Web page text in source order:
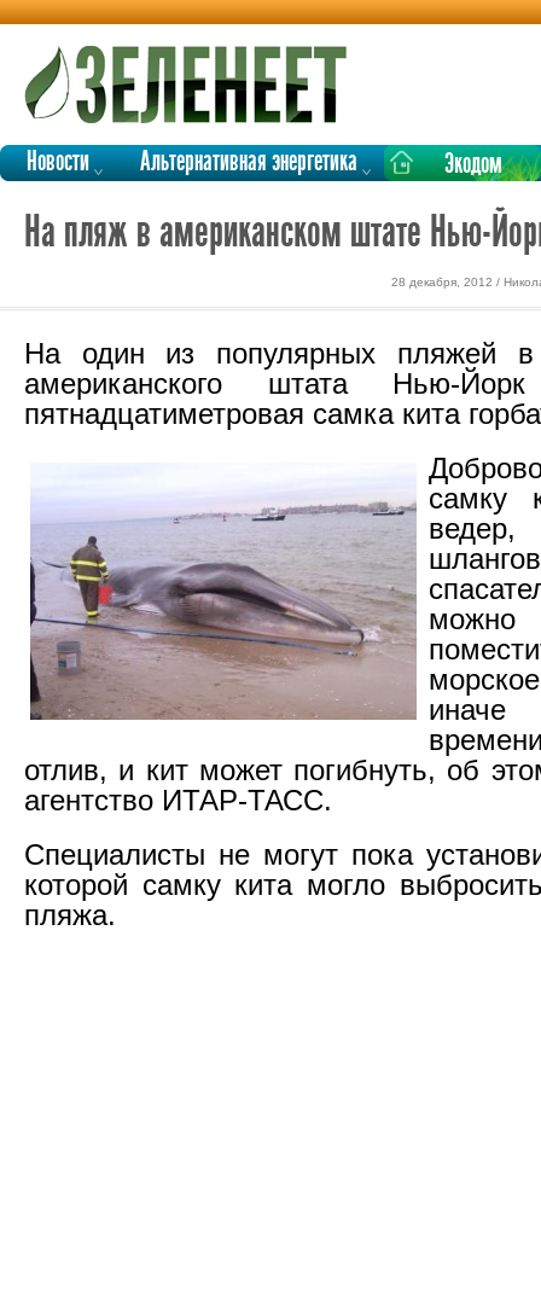
Новости Альтернативная энергетика Экодом
На пляж в американском штате Нью-
28 декабря, 2012 /
На один из популярных пляжей в
американского штата Нью-
пятнадцатиметровая самка кита
самку
отлив, и кит может погибнуть, об
агентство ИТАР-ТАСС.
Специалисты не могут пока
которой самку кита могло
пляжа.